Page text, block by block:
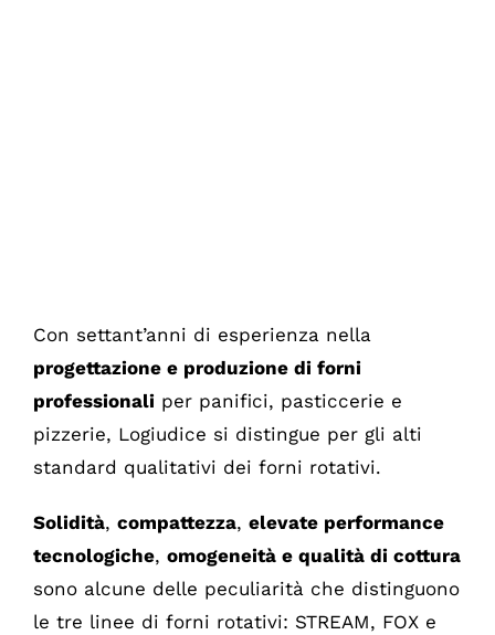
Con settant’anni di esperienza nella
progettazione e produzione di forni
professionali per panifici, pasticcerie e
pizzerie, Logiudice si distingue per gli alti
standard qualitativi dei forni rotativi.
Solidità, compattezza, elevate performance
tecnologiche, omogeneità e qualità di cottura
sono alcune delle peculiarità che distinguono
le tre linee di forni rotativi: STREAM, FOX e